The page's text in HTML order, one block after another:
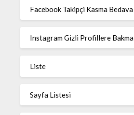
Facebook Takipçi Kasma Bedava
Instagram Gizli Profillere Bakma
Liste
Sayfa Listesi